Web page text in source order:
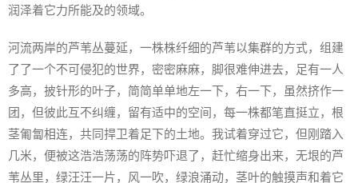
润泽着它力所能及的领域。
河流两岸的芦苇丛蔓延，一株株纤细的芦苇以集群的方式，组建
了了一个不可侵犯的世界，密密麻麻，脚很难伸进去，足有一人
多高，披针形的叶子，简简单单地左一下，右一下，虽然挤作一
团，但彼此互不纠缠，留有适中的空间，每一株都笔直挺立，根
茎匍匐相连，共同捍卫着足下的土地。我试着穿过它，但刚踏入
几米，便被这浩浩荡荡的阵势吓退了，赶忙缩身出来，无垠的芦
苇丛里，绿汪汪一片，风一吹，绿浪涌动，茎叶的触摸声和着它